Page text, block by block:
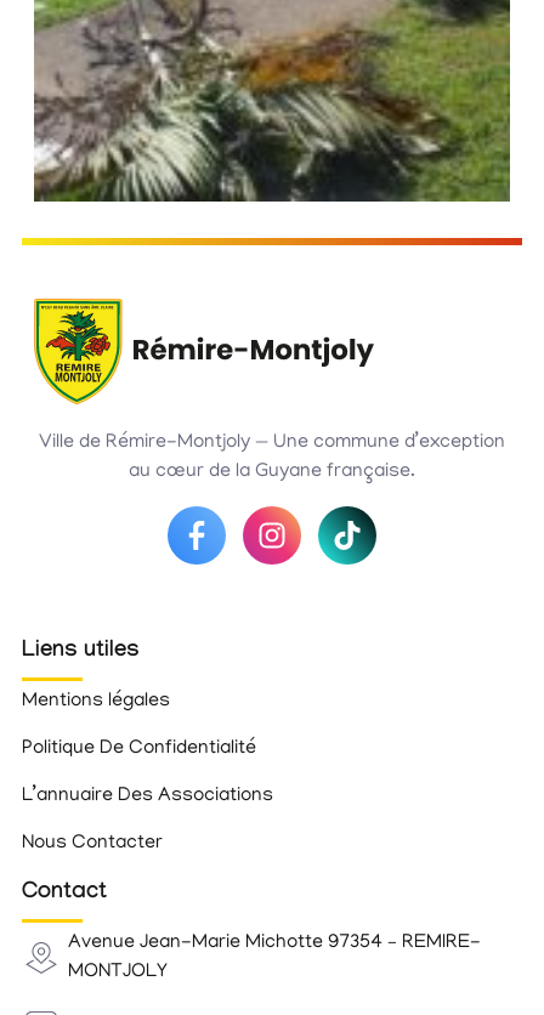
Ville de Rémire-Montjoly — Une commune d’exception
au cœur de la Guyane française.
Liens utiles
Mentions légales
Politique De Confidentialité
L’annuaire Des Associations
Nous Contacter
Contact
Avenue Jean-Marie Michotte 97354 – REMIRE-
MONTJOLY